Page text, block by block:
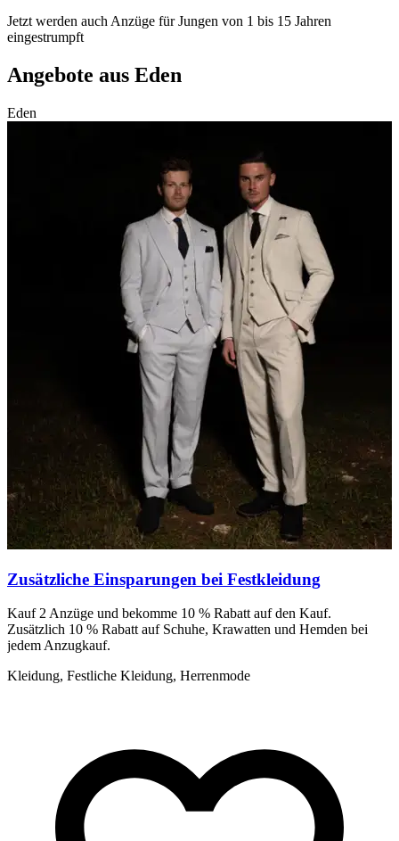
Jetzt werden auch Anzüge für Jungen von 1 bis 15 Jahren
eingestrumpft
Angebote aus Eden
Eden
Zusätzliche Einsparungen bei Festkleidung
Kauf 2 Anzüge und bekomme 10 % Rabatt auf den Kauf.
Zusätzlich 10 % Rabatt auf Schuhe, Krawatten und Hemden bei
jedem Anzugkauf.
Kleidung, Festliche Kleidung, Herrenmode